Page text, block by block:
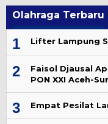
Olahraga Terbaru
1 Lifter Lampung
2
Faisol Djausal
PON XXI Aceh-
3 Empat Pesilat